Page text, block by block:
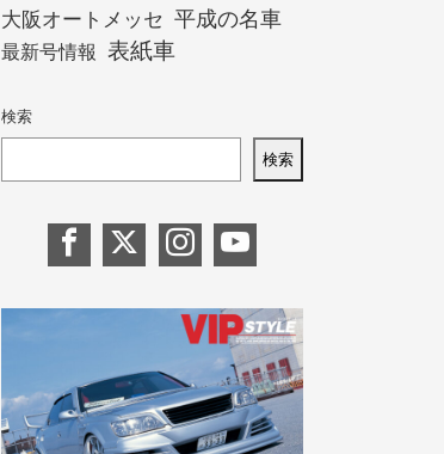
大阪オートメッセ 平成の名車
最新号情報 表紙車
検索
検索